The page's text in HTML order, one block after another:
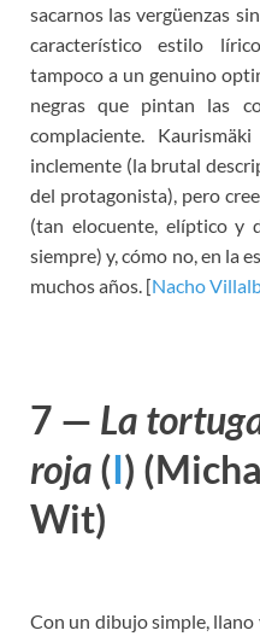
sacarnos las vergüenzas
característico estilo
tampoco a un genuino
negras que pintan las
complaciente.
inclemente (la brutal
del protagonista), pero
(tan elocuente, elíptico y
siempre) y, cómo no, en la
muchos años. [Nacho
7 — La
roja (I)
Wit)
Con un dibujo simple,